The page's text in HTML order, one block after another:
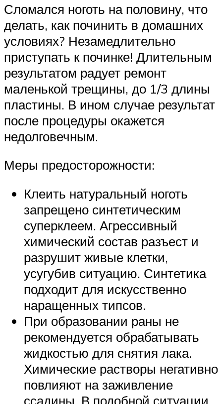
Сломался ноготь на половину, что
делать, как починить в домашних
условиях? Незамедлительно
приступать к починке! Длительным
результатом радует ремонт
маленькой трещины, до 1/3 длины
пластины. В ином случае результат
после процедуры окажется
недолговечным.
Меры предосторожности:
Клеить натуральный ноготь
запрещено синтетическим
суперклеем. Агрессивный
химический состав разъест и
разрушит живые клетки,
усугубив ситуацию. Синтетика
подходит для искусственно
наращенных типсов.
При образовании раны не
рекомендуется обрабатывать
жидкостью для снятия лака.
Химические растворы негативно
повлияют на заживление
ссадины. В подобной ситуации